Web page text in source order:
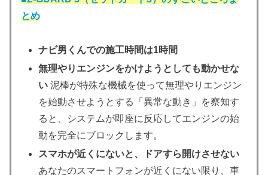
とめ
ナビ男くんでの施工時間は1時間
無理やりエンジンをかけようとしても動かせな
い 泥棒が特殊な機械を使って無理やりエンジン
を始動させようとする「異常な動き」を察知す
ると、システムが即座に反応してエンジンの始
動を完全にブロックします。
スマホが近くにないと、ドアすら開けさせない
あなたのスマートフォンが近くにない限り、車